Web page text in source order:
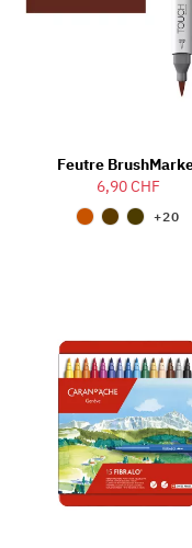
Feutre
6,90 CHF
+20